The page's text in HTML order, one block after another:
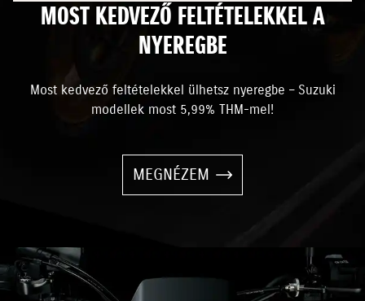
MOST KEDVEZŐ FELTÉTELEKKEL A
NYEREGBE
Most kedvező feltételekkel ülhetsz nyeregbe – Suzuki
modellek most 5,99% THM-mel!
MEGNÉZEM